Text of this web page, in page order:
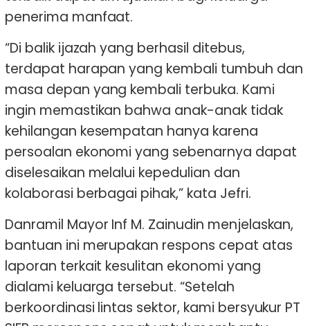
penerima manfaat.
“Di balik ijazah yang berhasil ditebus,
terdapat harapan yang kembali tumbuh dan
masa depan yang kembali terbuka. Kami
ingin memastikan bahwa anak-anak tidak
kehilangan kesempatan hanya karena
persoalan ekonomi yang sebenarnya dapat
diselesaikan melalui kepedulian dan
kolaborasi berbagai pihak,” kata Jefri.
Danramil Mayor Inf M. Zainudin menjelaskan,
bantuan ini merupakan respons cepat atas
laporan terkait kesulitan ekonomi yang
dialami keluarga tersebut. “Setelah
berkoordinasi lintas sektor, kami bersyukur PT